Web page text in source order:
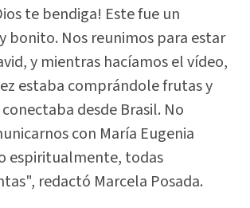
te bendiga! Este fue un
bonito. Nos reunimos para estar
y mientras hacíamos el vídeo,
estaba comprándole frutas y
desde Brasil. No
con María Eugenia
espiritualmente, todas
redactó Marcela Posada.